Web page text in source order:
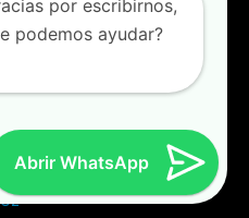
Abrir WhatsApp
por escribirnos,
podemos ayudar?